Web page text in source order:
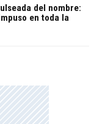
del nombre:
en toda la